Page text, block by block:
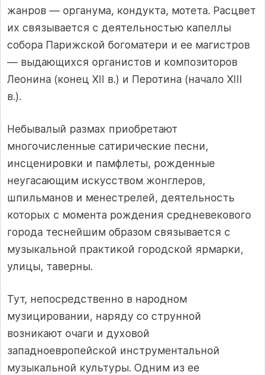
жанров — органума, кондукта, мотета. Расцвет
их связывается с деятельностью капеллы
собора Парижской богоматери и ее магистров
— выдающихся органистов и композиторов
Леонина (конец XII в.) и Перотина (начало XIII
в.).
Небывалый размах приобретают
многочисленные сатирические песни,
инсценировки и памфлеты, рожденные
неугасающим искусством жонглеров,
шпильманов и менестрелей, деятельность
которых с момента рождения средневекового
города теснейшим образом связывается с
музыкальной практикой городской ярмарки,
улицы, таверны.
Тут, непосредственно в народном
музицировании, наряду со струнной
возникают очаги и духовой
западноевропейской инструментальной
музыкальной культуры. Одним из ее